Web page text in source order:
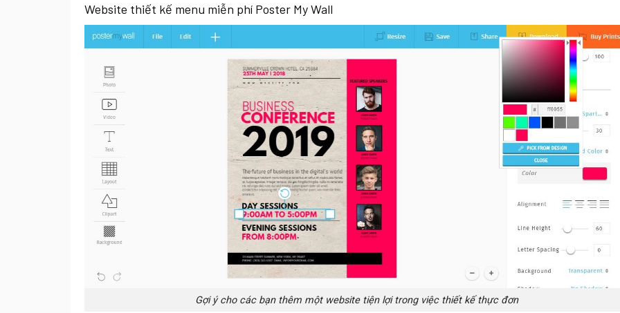
Website thiết kế menu miễn phí Poster My Wall
Gợi ý cho các bạn thêm một website tiện lợi trong việc thiết kế thực đơn